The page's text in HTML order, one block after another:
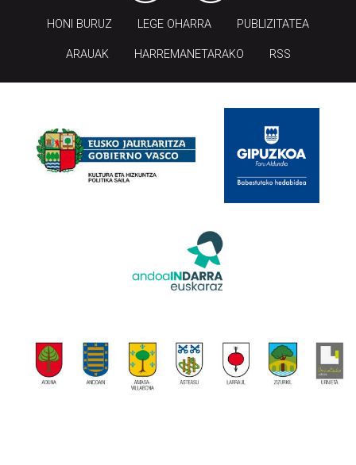
HONI BURUZ LEGE OHARRA PUBLIZITATEA
ARAUAK HARREMANETARAKO RSS